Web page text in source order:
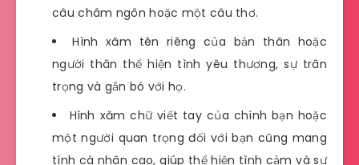
câu châm ngôn hoặc một câu thơ.
Hình xăm tên riêng của bản thân hoặc
người thân thể hiện tình yêu thương, sự trân
trọng và gắn bó với họ.
Hình xăm chữ viết tay của chính bạn hoặc
một người quan trọng đối với bạn cũng mang
tính cá nhân cao, giúp thể hiện tình cảm và sự